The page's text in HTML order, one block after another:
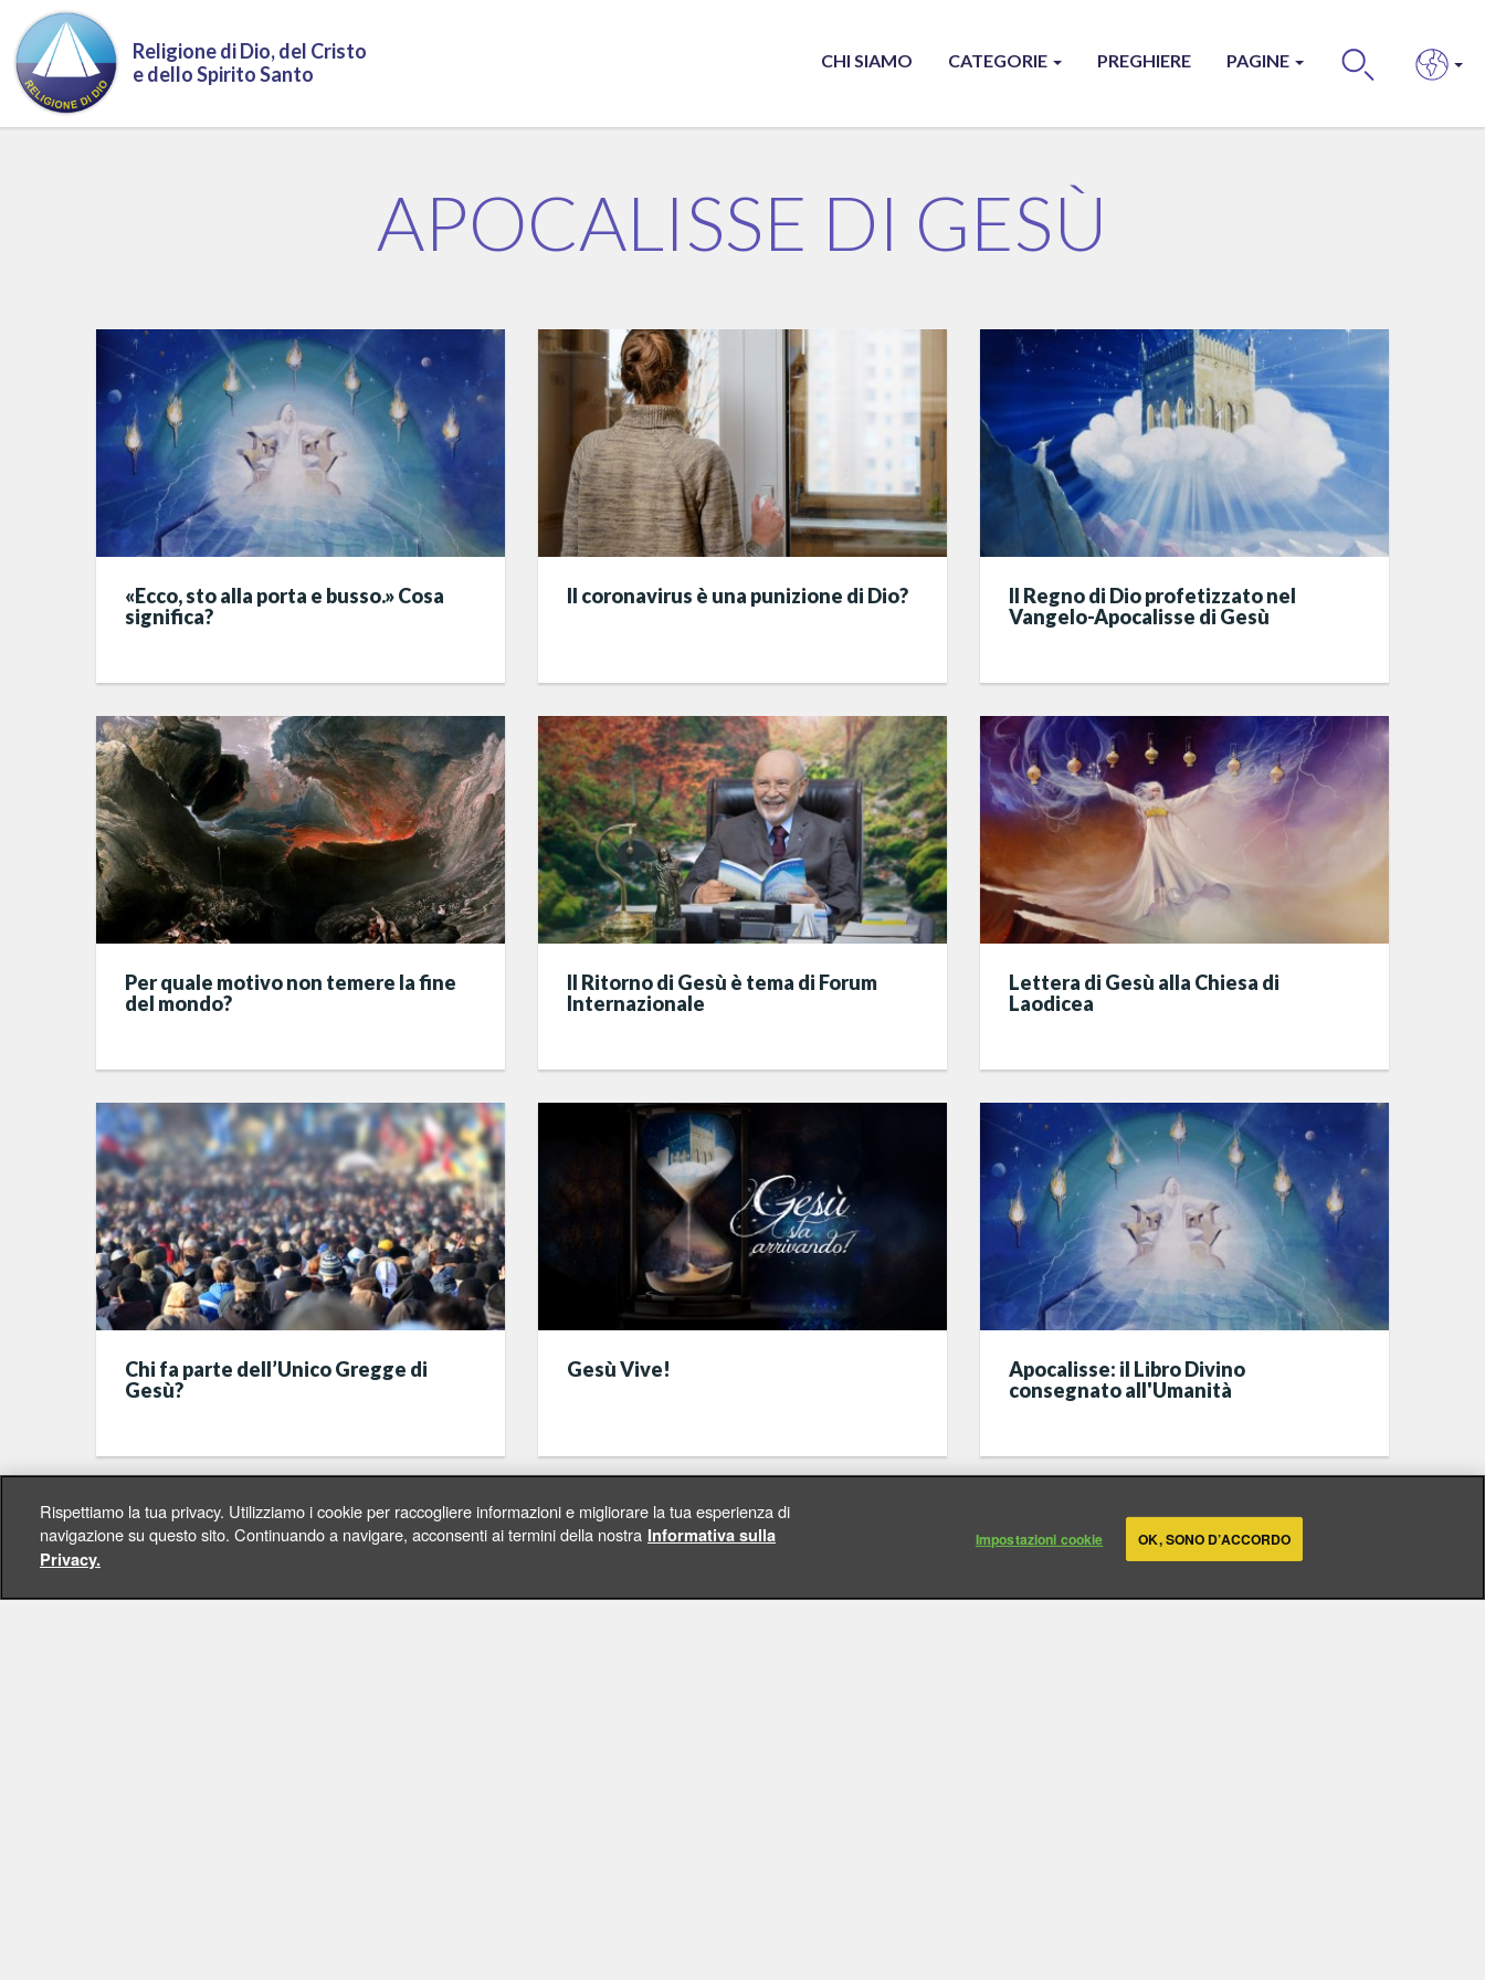
Salta al contenuto principale
Religione di Dio, del Cristo
e dello Spirito Santo
CHI SIAMO CATEGORIE PREGHIERE PAGINE
APOCALISSE DI GESÙ
«Ecco, sto alla porta e busso.» Cosa
significa?
Il coronavirus è una punizione di Dio?
Il Regno di Dio profetizzato nel
Vangelo-Apocalisse di Gesù
Per quale motivo non temere la fine
del mondo?
Il Ritorno di Gesù è tema di Forum
Internazionale
Lettera di Gesù alla Chiesa di
Laodicea
Chi fa parte dell’Unico Gregge di
Gesù?
Gesù Vive!
Apocalisse: il Libro Divino
consegnato all'Umanità
CHI SIAMO
CATEGORIE
PAGINE
PREGHIERE
Rispettiamo la tua privacy. Utilizziamo i cookie per raccogliere informazioni e migliorare la tua esperienza di
navigazione su questo sito. Continuando a navigare, acconsenti ai termini della nostra Informativa sulla
Privacy.
Impostazioni cookie OK, SONO D’ACCORDO